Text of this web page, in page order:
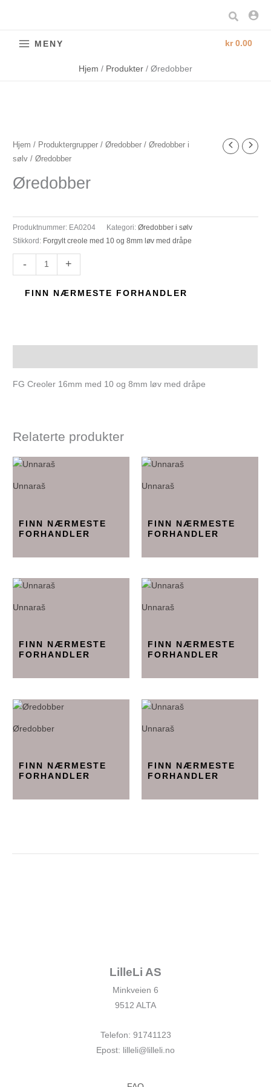
Søk
MENY kr0.00
Hjem Produkter Øredobber
Hjem / Produktergrupper /Øredobber /Øredobber i
sølv / Øredobber
Øredobber
Produktnummer: EA0204 Kategori:Øredobber i sølv
Stikkord: Forgylt creole med 10 og 8mm løv med dråpe
-
Øredobber
antall
+
FINN NÆRMESTE FORHANDLER
FG Creoler 16mm med 10 og 8mm løv med dråpe
Relaterte produkter
Unnaraš
FINN NÆRMESTE
FORHANDLER
Unnaraš
FINN NÆRMESTE
FORHANDLER
Unnaraš
FINN NÆRMESTE
FORHANDLER
Unnaraš
FINN NÆRMESTE
FORHANDLER
Øredobber
FINN NÆRMESTE
FORHANDLER
Unnaraš
FINN NÆRMESTE
FORHANDLER
LilleLi AS
Minkveien 6
9512 ALTA
Telefon: 91741123
Epost: lilleli@lilleli.no